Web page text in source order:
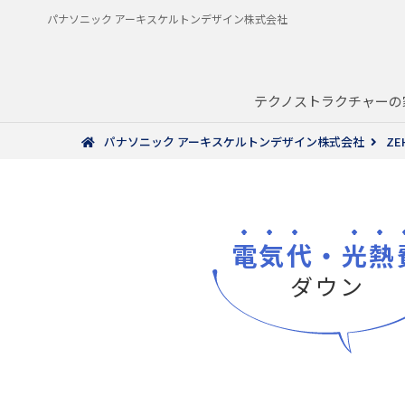
パナソニック アーキスケルトンデザイン株式会社
テクノストラクチャー
パナソニック アーキスケルトンデザイン株式会社
電気代 ・ 光熱
ダウン